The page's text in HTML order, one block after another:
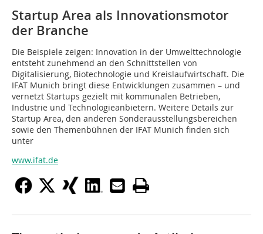
Startup Area als Innovationsmotor
der Branche
Die Beispiele zeigen: Innovation in der Umwelttechnologie
entsteht zunehmend an den Schnittstellen von
Digitalisierung, Biotechnologie und Kreislaufwirtschaft. Die
IFAT Munich bringt diese Entwicklungen zusammen – und
vernetzt Startups gezielt mit kommunalen Betrieben,
Industrie und Technologieanbietern. Weitere Details zur
Startup Area, den anderen Sonderausstellungsbereichen
sowie den Themenbühnen der IFAT Munich finden sich
unter
www.ifat.de